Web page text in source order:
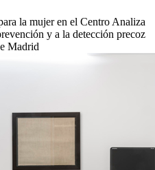
la mujer en el Centro Analiza
y a la detección precoz
Madrid